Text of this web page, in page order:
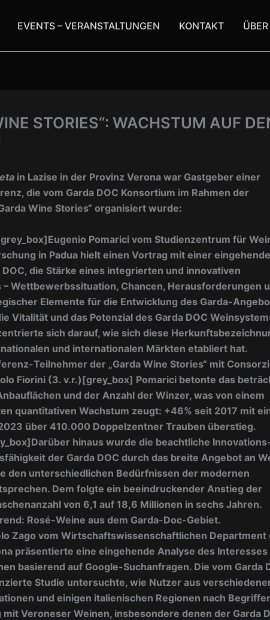
EVENTS – VERANSTALTUNGEN KONTAKT
STORIES“: WACHSTUM AUF
in Lazise in der Provinz Verona war Gastgeber einer
die vom Garda DOC Konsortium im Rahmen der
Wine Stories“ organisiert wurde:
Eugenio Pomarici vom Studienzentrum für
in Padua hielt einen Vortrag mit einer
DOC, die Stärke eines integrierten und innovativen
– Wettbewerbssituation, Chancen, Herausforderungen
Elemente für die Entwicklung des Garda-
Vitalität und das Potenzial des Garda DOC
sich darauf, wie sich diese
und internationalen Märkten etabliert hat.
Teilnehmer der „Garda Wine Stories“ mit
Fiorini (3. v.r.)[grey_box] Pomarici betonte das
und der Anzahl der Winzer, was von einem
quantitativen Wachstum zeugt: +46% seit 2017 mit
über 410.000 Doppelzentner Trauben überstieg.
Darüber hinaus wurde die beachtliche
der Garda DOC durch das breite Angebot an
den unterschiedlichen Bedürfnissen der modernen
Dem folgte ein beeindruckender Anstieg der
von 6,1 auf 18,6 Millionen in sechs Jahren.
Rosé-Weine aus dem Garda-Doc-Gebiet.
Zago vom Wirtschaftswissenschaftlichen Department
präsentierte eine eingehende Analyse des Interesses
basierend auf Google-Suchanfragen. Die vom Garda
Studie untersuchte, wie Nutzer aus
und einigen italienischen Regionen nach
mit Veroneser Weinen, insbesondere denen der Garda